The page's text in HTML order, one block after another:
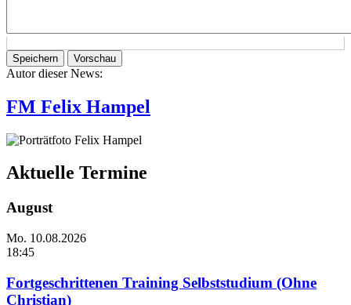
Autor dieser News:
FM Felix Hampel
Portraitbild
Aktuelle Termine
August
Mo. 10.08.2026
18:45
Fortgeschrittenen Training Selbststudium (Ohne
Christian)